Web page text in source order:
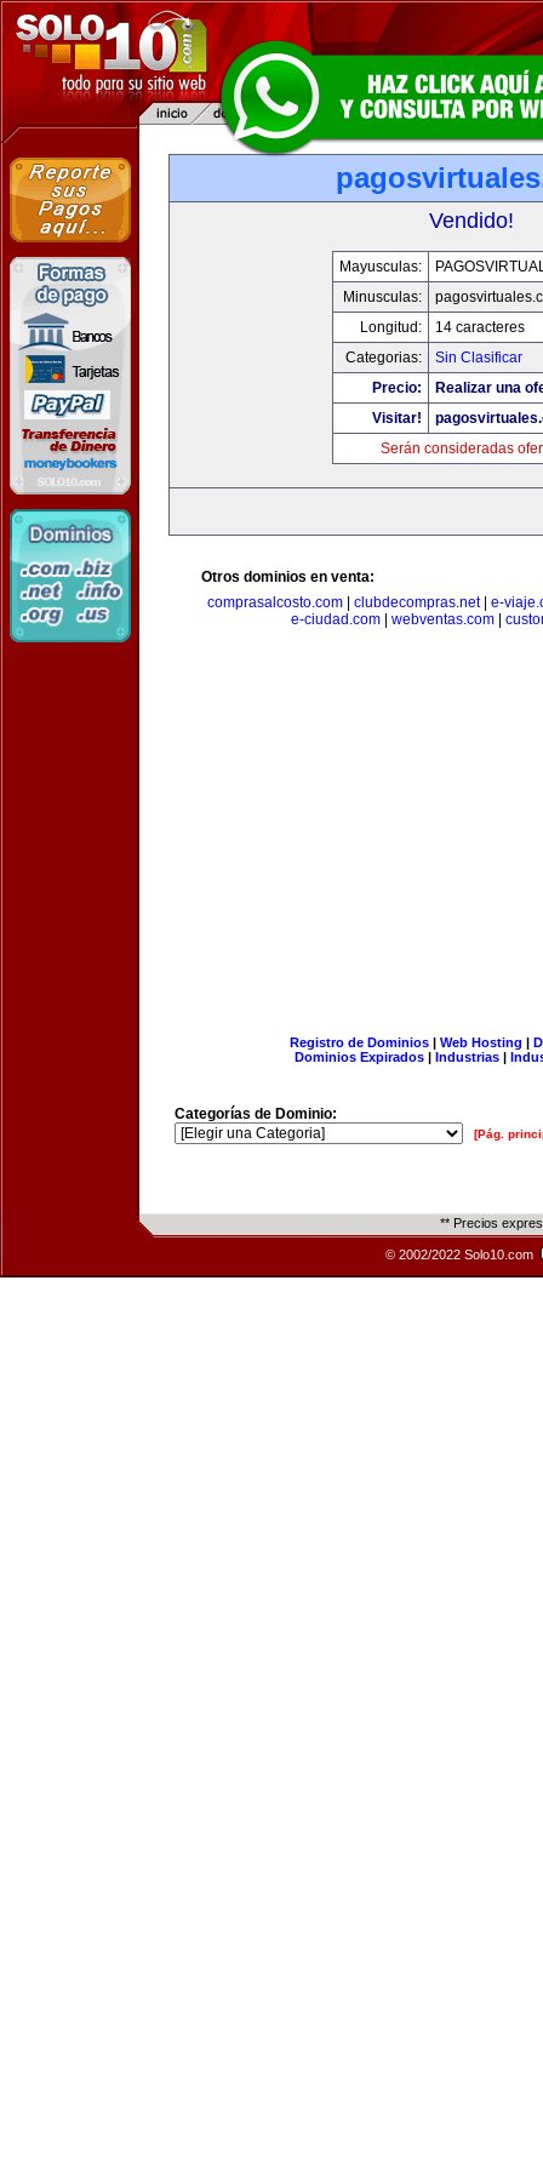
Vendido!
Mayusculas:
Minusculas:
Longitud:
14 caracteres
Categorias:
Sin Clasificar
Precio:
Realizar una
Visitar!
Serán consideradas
Otros dominios en venta:
comprasalcosto.com
clubdecompras.net| e-
e-ciudad.com| webventas.com|
Registro de Dominios| Web Hosting |
Dominios Expirados | Industrias |
Categorías de Dominio:
[Pág.
** Precios
© 2002/2022 Solo10.com